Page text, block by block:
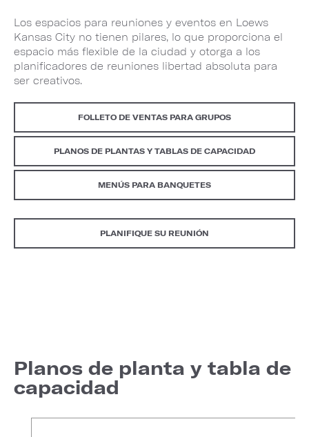
Los espacios para reuniones y eventos en Loews
Kansas City no tienen pilares, lo que proporciona el
espacio más flexible de la ciudad y otorga a los
planificadores de reuniones libertad absoluta para
ser creativos.
FOLLETO DE VENTAS PARA GRUPOS
PLANOS DE PLANTAS Y TABLAS DE CAPACIDAD
MENÚS PARA BANQUETES
PLANIFIQUE SU REUNIÓN
Planos de planta y tabla de
capacidad